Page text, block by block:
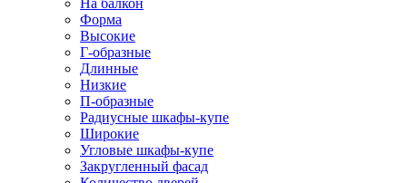
На балкон
Форма
Высокие
Г-образные
Длинные
Низкие
П-образные
Радиусные шкафы-купе
Широкие
Угловые шкафы-купе
Закругленный фасад